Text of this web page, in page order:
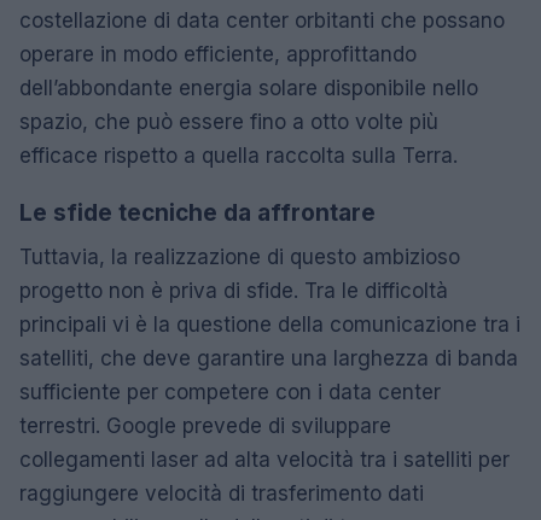
costellazione di data center orbitanti che possano
operare in modo efficiente, approfittando
dell’abbondante energia solare disponibile nello
spazio, che può essere fino a otto volte più
efficace rispetto a quella raccolta sulla Terra.
Le sfide tecniche da affrontare
Tuttavia, la realizzazione di questo ambizioso
progetto non è priva di sfide. Tra le difficoltà
principali vi è la questione della comunicazione tra i
satelliti, che deve garantire una larghezza di banda
sufficiente per competere con i data center
terrestri. Google prevede di sviluppare
collegamenti laser ad alta velocità tra i satelliti per
raggiungere velocità di trasferimento dati